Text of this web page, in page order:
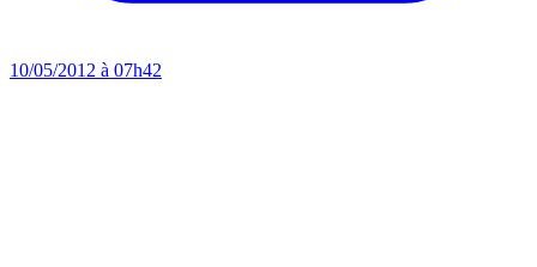
10/05/2012 à 07h42